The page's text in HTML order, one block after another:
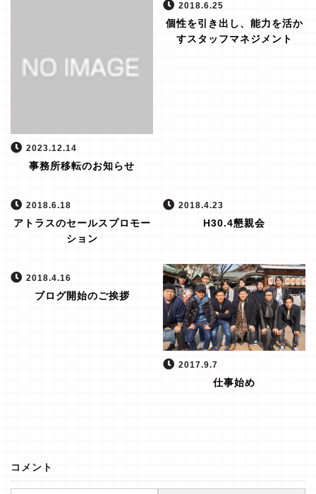
2023.12.14
事務所移転のお知らせ
2018.6.25
個性を引き出し、能力を活か
すスタッフマネジメント
2018.6.18
アトラスのセールスプロモー
ション
2018.4.23
H30.4懇親会
2018.4.16
ブログ開始のご挨拶
2017.9.7
仕事始め
コメント